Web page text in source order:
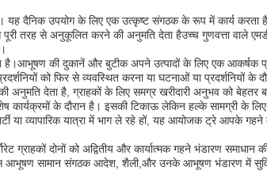
दैनिक उपयोग के लिए एक उत्कृष्ट संगठक के रूप में कार्य करता
तरह से अनुकूलित करने की अनुमति देता हैउच्च गुणवत्ता वाले
की दुकानें और बुटीक अपने उत्पादों के लिए एक आकर्षक
को फिर से व्यवस्थित करना या घटनाओं या प्रदर्शनियों
देता है, ग्राहकों के लिए समग्र खरीदारी अनुभव को बेहतर
के दौरान है। इसकी टिकाऊ लेकिन हल्के सामग्री के
या व्यापारिक यात्रा में भाग ले रहे हों, यह आयोजक ट्रे
दोनों को अद्वितीय और कार्यात्मक गहने भंडारण
आभूषण सामान संगठक आदेश, शैली,और उनके आभूषण भंडारण में